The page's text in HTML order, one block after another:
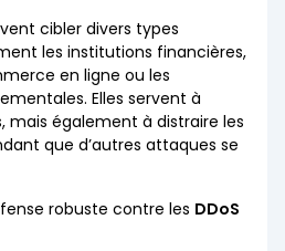
cibler divers types
les institutions financières,
en ligne ou les
Elles servent à
mais également à distraire les
que d’autres attaques se
robuste contre les DDoS